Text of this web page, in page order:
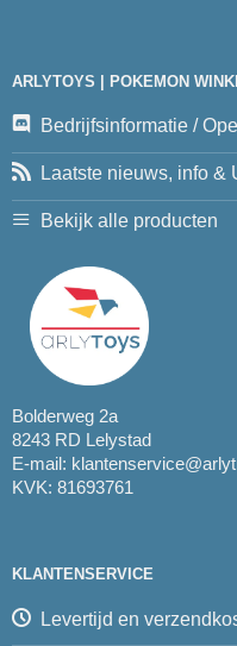
ARLYTOYS | POKEMON
Bedrijfsinformatie /
Laatste nieuws, info &
Bekijk alle producten
Bolderweg 2a
8243 RD Lelystad
E-mail:
KVK: 81693761
KLANTENSERVICE
Levertijd en